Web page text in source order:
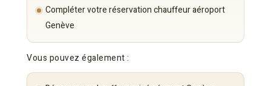
Compléter votre réservation chauffeur aéroport
Genève
Vous pouvez également :